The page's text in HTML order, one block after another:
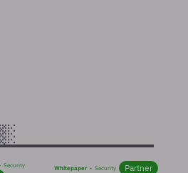
Security Whitepaper Security Partner